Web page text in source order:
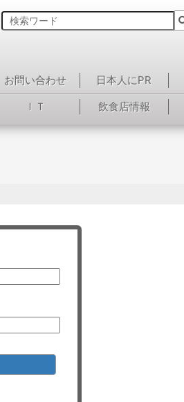
お問い合わせ
日本人にPR
ＩＴ 飲食店情報